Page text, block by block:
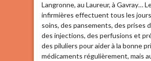
Langronne, au Laureur, à Gavray…
infirmières effectuent tous les
soins, des pansements, des prises
des injections, des perfusions et
des piluliers pour aider à la bonne
médicaments régulièrement, mais